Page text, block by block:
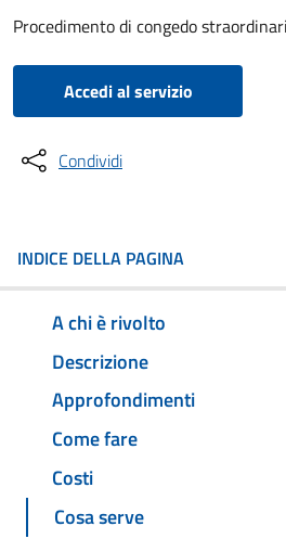
Procedimento di congedo
Accedi al servizio
Condividi
INDICE DELLA PAGINA
A chi è rivolto
Descrizione
Approfondimenti
Come fare
Costi
Cosa serve